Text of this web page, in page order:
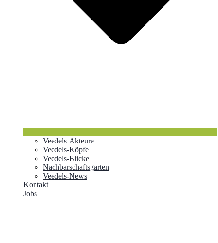
Veedels-Akteure
Veedels-Köpfe
Veedels-Blicke
Nachbarschaftsgarten
Veedels-News
Kontakt
Jobs